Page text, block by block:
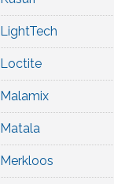
LightTech
Loctite
Malamix
Matala
Merkloos